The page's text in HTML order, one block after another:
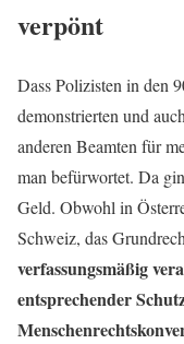
verpönt
Dass Polizisten in den
demonstrierten und
anderen Beamten für
man befürwortet. Da
Geld. Obwohl in
Schweiz, das
verfassungsmäßig
entsprechender